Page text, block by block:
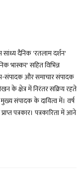
सांध्य दैनिक 'रतलाम दर्शन'
भास्कर' सहित विभिन्न
संपादक और समाचार संपादक
के क्षेत्र में निरंतर सक्रिय रहते
संपादक के दायित्व में। वर्ष
पत्रकार। पत्रकारिता में आने